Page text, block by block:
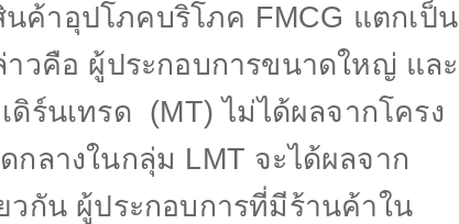
นค้าอุปโภคบริโภค FMCG แตกเป็น
าวคือ ผู้ประกอบการขนาดใหญ่ และ
ดิร์นเทรด (MT)ไม่ได้ผลจากโครง
กลางในกลุ่ม LMT จะได้ผลจาก
วกัน ผู้ประกอบการที่มีร้านค้าใน